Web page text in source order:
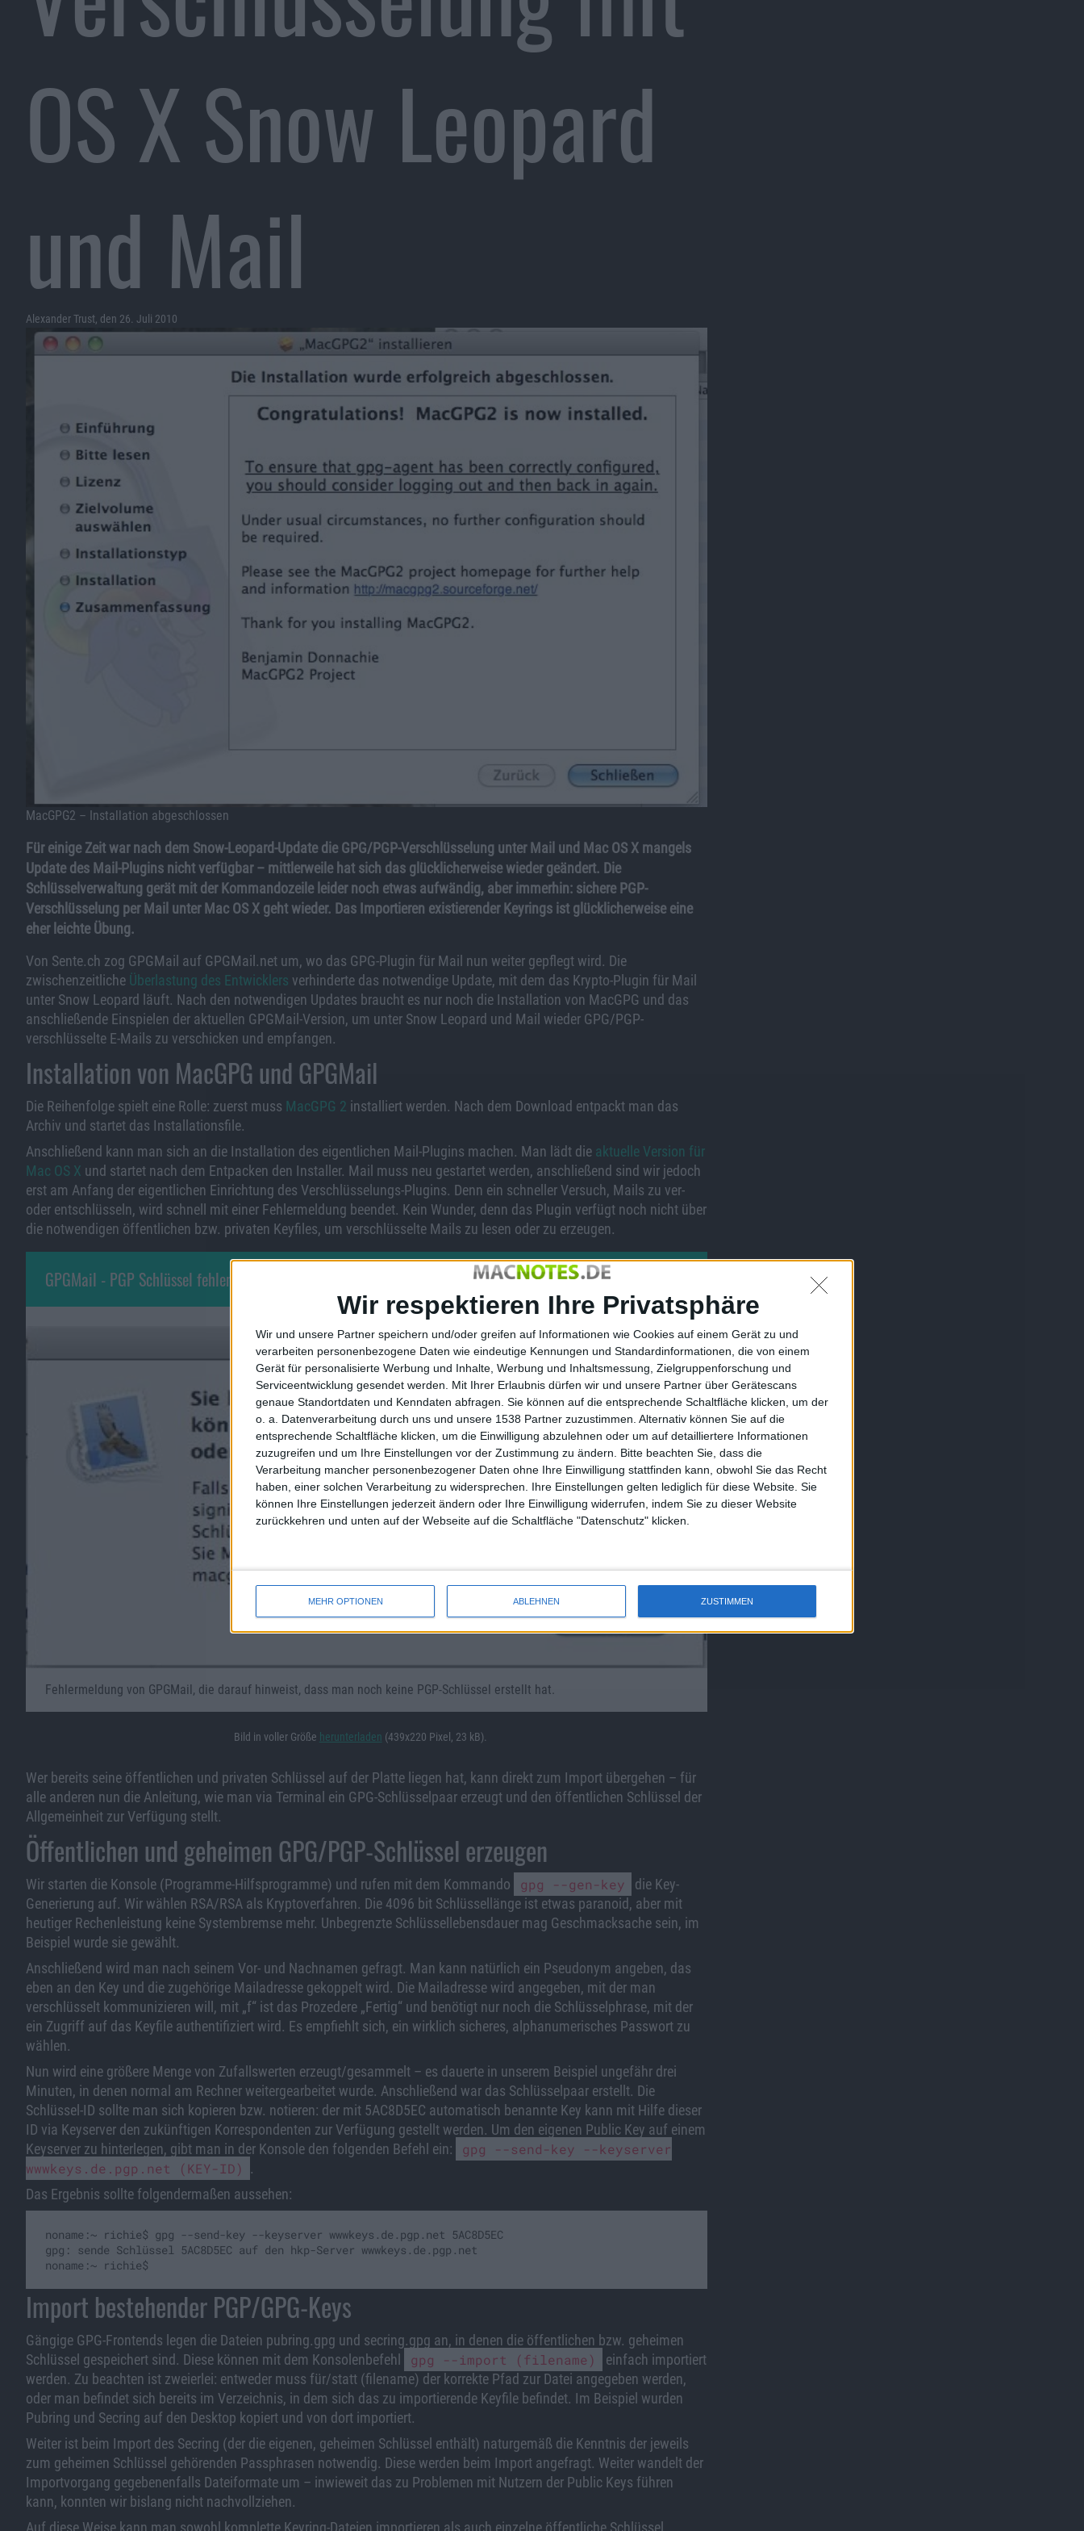
Wir respektieren Ihre Privatsphäre
Wir und unsere Partner speichern und/oder greifen auf Informationen wie Cookies auf einem Gerät zu und
verarbeiten personenbezogene Daten wie eindeutige Kennungen und Standardinformationen, die von einem
Gerät für personalisierte Werbung und Inhalte, Werbung und Inhaltsmessung, Zielgruppenforschung und
Serviceentwicklung gesendet werden.
Mit Ihrer Erlaubnis dürfen wir und unsere Partner über Gerätescans
genaue Standortdaten und Kenndaten abfragen. Sie können auf die entsprechende Schaltfläche klicken, um der
o. a. Datenverarbeitung durch uns und unsere 1538 Partner zuzustimmen. Alternativ können Sie auf die
entsprechende Schaltfläche klicken, um die Einwilligung abzulehnen oder um auf detailliertere Informationen
zuzugreifen und um Ihre Einstellungen vor der Zustimmung zu ändern.
Bitte beachten Sie, dass die
Verarbeitung mancher personenbezogener Daten ohne Ihre Einwilligung stattfinden kann, obwohl Sie das Recht
haben, einer solchen Verarbeitung zu widersprechen. Ihre Einstellungen gelten lediglich für diese Website. Sie
können Ihre Einstellungen jederzeit ändern oder Ihre Einwilligung widerrufen, indem Sie zu dieser Website
zurückkehren und unten auf der Webseite auf die Schaltfläche "Datenschutz" klicken.
MEHR OPTIONEN ABLEHNEN ZUSTIMMEN
OS X Snow Leopard
und Mail
Alexander Trust, den 26. Juli 2010
MacGPG2 – Installation abgeschlossen
Für einige Zeit war nach dem Snow-Leopard-Update die GPG/PGP-Verschlüsselung unter Mail und Mac OS X mangels
Update des Mail-Plugins nicht verfügbar – mittlerweile hat sich das glücklicherweise wieder geändert. Die
Schlüsselverwaltung gerät mit der Kommandozeile leider noch etwas aufwändig, aber immerhin: sichere PGP-
Verschlüsselung per Mail unter Mac OS X geht wieder. Das Importieren existierender Keyrings ist glücklicherweise eine
eher leichte Übung.
Von Sente.ch zog GPGMail auf GPGMail.net um, wo das GPG-Plugin für Mail nun weiter gepflegt wird. Die
zwischenzeitliche Überlastung des Entwicklers verhinderte das notwendige Update, mit dem das Krypto-Plugin für Mail
unter Snow Leopard läuft. Nach den notwendigen Updates braucht es nur noch die Installation von MacGPG und das
anschließende Einspielen der aktuellen GPGMail-Version, um unter Snow Leopard und Mail wieder GPG/PGP-
verschlüsselte E-Mails zu verschicken und empfangen.
Installation von MacGPG und GPGMail
Die Reihenfolge spielt eine Rolle: zuerst muss MacGPG 2 installiert werden. Nach dem Download entpackt man das
Archiv und startet das Installationsfile.
Anschließend kann man sich an die Installation des eigentlichen Mail-Plugins machen. Man lädt die aktuelle Version für
Mac OS X und startet nach dem Entpacken den Installer. Mail muss neu gestartet werden, anschließend sind wir jedoch
erst am Anfang der eigentlichen Einrichtung des Verschlüsselungs-Plugins. Denn ein schneller Versuch, Mails zu ver-
oder entschlüsseln, wird schnell mit einer Fehlermeldung beendet. Kein Wunder, denn das Plugin verfügt noch nicht über
die notwendigen öffentlichen bzw. privaten Keyfiles, um verschlüsselte Mails zu lesen oder zu erzeugen.
GPGMail - PGP Schlüssel fehlen
Fehlermeldung von GPGMail, die darauf hinweist, dass man noch keine PGP-Schlüssel erstellt hat.
Bild in voller Größe herunterladen (439x220 Pixel, 23 kB).
Wer bereits seine öffentlichen und privaten Schlüssel auf der Platte liegen hat, kann direkt zum Import übergehen – für
alle anderen nun die Anleitung, wie man via Terminal ein GPG-Schlüsselpaar erzeugt und den öffentlichen Schlüssel der
Allgemeinheit zur Verfügung stellt.
Öffentlichen und geheimen GPG/PGP-Schlüssel erzeugen
Wir starten die Konsole (Programme-Hilfsprogramme) und rufen mit dem Kommando gpg --gen-key
die Key-
Generierung auf. Wir wählen RSA/RSA als Kryptoverfahren. Die 4096 bit Schlüssellänge ist etwas paranoid, aber mit
heutiger Rechenleistung keine Systembremse mehr. Unbegrenzte Schlüssellebensdauer mag Geschmacksache sein, im
Beispiel wurde sie gewählt.
Anschließend wird man nach seinem Vor- und Nachnamen gefragt. Man kann natürlich ein Pseudonym angeben, das
eben an den Key und die zugehörige Mailadresse gekoppelt wird. Die Mailadresse wird angegeben, mit der man
verschlüsselt kommunizieren will, mit „f“ ist das Prozedere „Fertig“ und benötigt nur noch die Schlüsselphrase, mit der
ein Zugriff auf das Keyfile authentifiziert wird. Es empfiehlt sich, ein wirklich sicheres, alphanumerisches Passwort zu
wählen.
Nun wird eine größere Menge von Zufallswerten erzeugt/gesammelt – es dauerte in unserem Beispiel ungefähr drei
Minuten, in denen normal am Rechner weitergearbeitet wurde. Anschließend war das Schlüsselpaar erstellt. Die
Schlüssel-ID sollte man sich kopieren bzw. notieren: der mit 5AC8D5EC automatisch benannte Key kann mit Hilfe dieser
ID via Keyserver den zukünftigen Korrespondenten zur Verfügung gestellt werden. Um den eigenen Public Key auf einem
Keyserver zu hinterlegen, gibt man in der Konsole den folgenden Befehl ein:
gpg --send-key --keyserver
wwwkeys.de.pgp.net (KEY-ID)
.
Das Ergebnis sollte folgendermaßen aussehen:
noname:~ richie$ gpg --send-key --keyserver wwwkeys.de.pgp.net 5AC8D5EC
gpg: sende Schlüssel 5AC8D5EC auf den hkp-Server wwwkeys.de.pgp.net
Import bestehender PGP/GPG-Keys
Gängige GPG-Frontends legen die Dateien pubring.gpg und secring.gpg an, in denen die öffentlichen bzw. geheimen
Schlüssel gespeichert sind. Diese können mit dem Konsolenbefehl
gpg --import (filename)
einfach importiert
werden. Zu beachten ist zweierlei: entweder muss für/statt (filename) der korrekte Pfad zur Datei angegeben werden,
oder man befindet sich bereits im Verzeichnis, in dem sich das zu importierende Keyfile befindet. Im Beispiel wurden
Pubring und Secring auf den Desktop kopiert und von dort importiert.
Weiter ist beim Import des Secring (der die eigenen, geheimen Schlüssel enthält) naturgemäß die Kenntnis der jeweils
zum geheimen Schlüssel gehörenden Passphrasen notwendig. Diese werden beim Import angefragt. Weiter wandelt der
Importvorgang gegebenenfalls Dateiformate um – inwieweit das zu Problemen mit Nutzern der Public Keys führen
kann, konnten wir bislang nicht nachvollziehen.
Auf diese Weise kann man sowohl komplette Keyring-Dateien importieren als auch einzelne öffentliche Schlüssel.